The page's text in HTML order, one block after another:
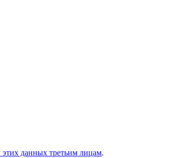
этих данных третьим лицам.